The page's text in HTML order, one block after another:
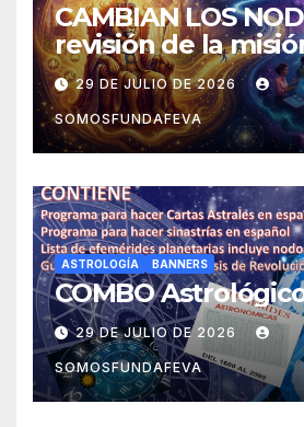
CAMBIAN LOS
revisión de la
experiencias
29 DE JULIO DE 2026
SOMOSFUNDAFEVA
ASTROLOGÍA BANNERS
COMBO
29 DE JULIO DE 2026
SOMOSFUNDAFEVA